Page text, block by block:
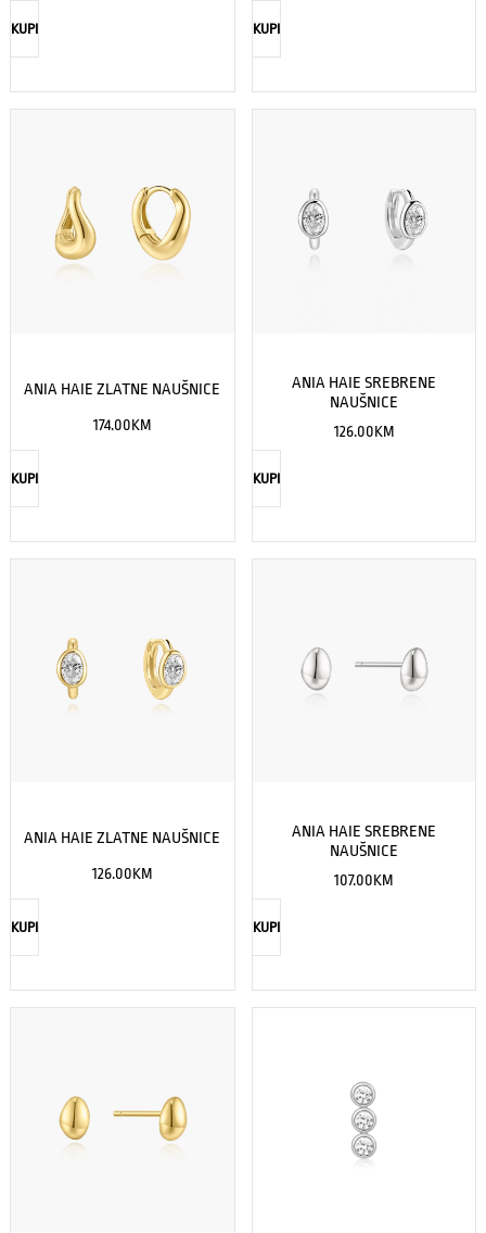
KUPI KUPI
ANIA HAIE ZLATNE NAUŠNICE
174.00KM
KUPI
ANIA HAIE SREBRENE
NAUŠNICE
126.00KM
KUPI
ANIA HAIE ZLATNE NAUŠNICE
126.00KM
KUPI
ANIA HAIE SREBRENE
NAUŠNICE
107.00KM
KUPI